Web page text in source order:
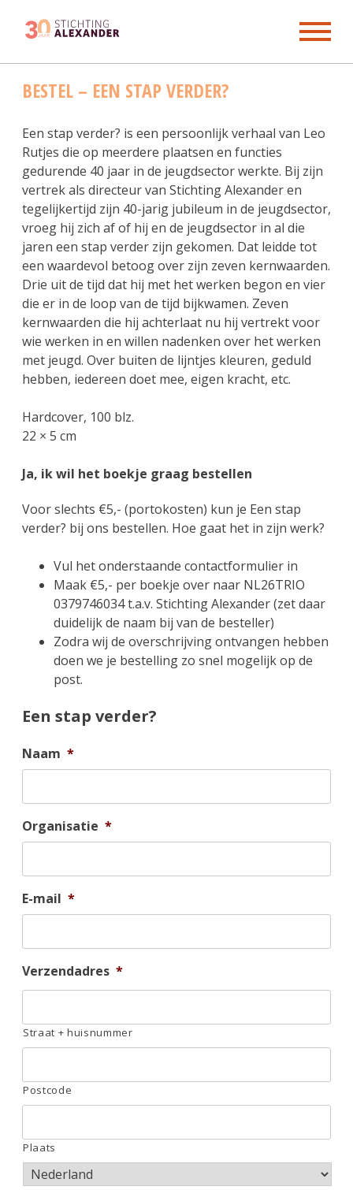
BESTEL – EEN STAP VERDER?
Een stap verder? is een persoonlijk verhaal van Leo
Rutjes die op meerdere plaatsen en functies
gedurende 40 jaar in de jeugdsector werkte. Bij zijn
vertrek als directeur van Stichting Alexander en
tegelijkertijd zijn 40-jarig jubileum in de jeugdsector,
vroeg hij zich af of hij en de jeugdsector in al die
jaren een stap verder zijn gekomen. Dat leidde tot
een waardevol betoog over zijn zeven kernwaarden.
Drie uit de tijd dat hij met het werken begon en vier
die er in de loop van de tijd bijkwamen. Zeven
kernwaarden die hij achterlaat nu hij vertrekt voor
wie werken in en willen nadenken over het werken
met jeugd. Over buiten de lijntjes kleuren, geduld
hebben, iedereen doet mee, eigen kracht, etc.
Hardcover, 100 blz.
22 × 5 cm
Ja, ik wil het boekje graag bestellen
Voor slechts €5,- (portokosten) kun je Een stap
verder? bij ons bestellen. Hoe gaat het in zijn werk?
Vul het onderstaande contactformulier in
Maak €5,- per boekje over naar NL26TRIO
0379746034 t.a.v. Stichting Alexander (zet daar
duidelijk de naam bij van de besteller)
Zodra wij de overschrijving ontvangen hebben
doen we je bestelling zo snel mogelijk op de
post.
Een stap verder?
Naam *
Organisatie *
E-mail *
Verzendadres *
Straat + huisnummer
Postcode
Plaats